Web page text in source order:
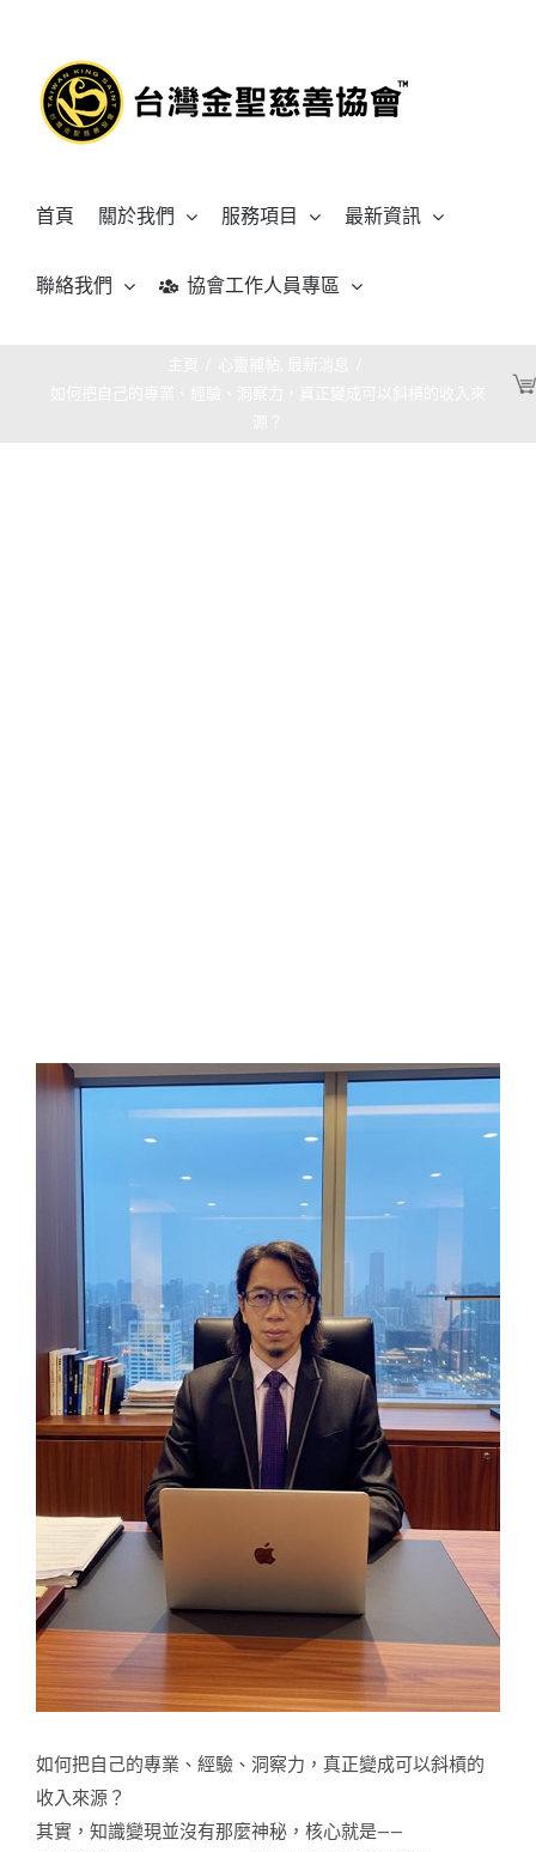
content
首頁 關於我們 服務項目 最新資訊
聯絡我們 協會工作人員專區
View
Larger
Image
如何把自己的專業、經驗、洞察力，真正變成可以斜槓的
收入來源？
其實，知識變現並沒有那麼神秘，核心就是——